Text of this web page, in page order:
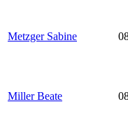
Metzger Sabine
Miller Beate